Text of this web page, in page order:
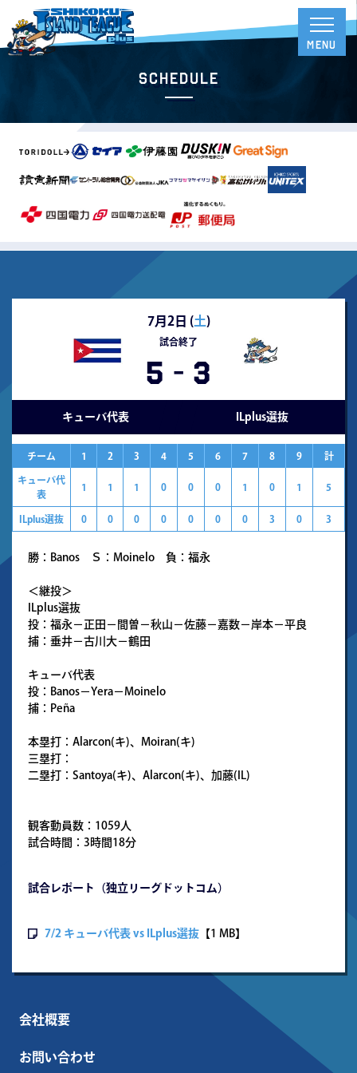
Schedule
7月2日 (土)
試合終了
5 - 3
キューバ代表 ILplus選抜
チーム 1 2 3 4 5 6 7 8 9 計
キューバ代
表
1 1 1 0 0 0 1 0 1 5
ILplus選抜 0 0 0 0 0 0 0 3 0 3
勝：Banos Ｓ：Moinelo 負：福永
＜継投＞
ILplus選抜
投：福永－正田－間曽－秋山－佐藤－嘉数－岸本－平良
捕：垂井－古川大－鶴田
キューバ代表
投：Banos－Yera－Moinelo
捕：Peña
本塁打：Alarcon(キ)、Moiran(キ)
三塁打：
二塁打：Santoya(キ)、Alarcon(キ)、加藤(IL)
観客動員数：1059人
試合時間：3時間18分
試合レポート（独立リーグドットコム）
7/2 キューバ代表 vs ILplus選抜 【1 MB】
会社概要
お問い合わせ